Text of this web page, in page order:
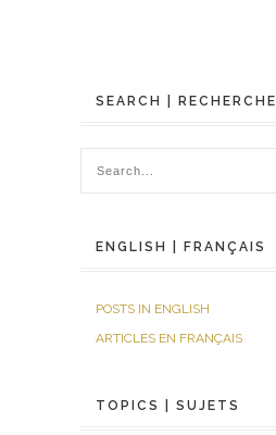
SEARCH | RECHERCHE
ENGLISH | FRANÇAIS
POSTS IN ENGLISH
ARTICLES EN FRANÇAIS
TOPICS | SUJETS